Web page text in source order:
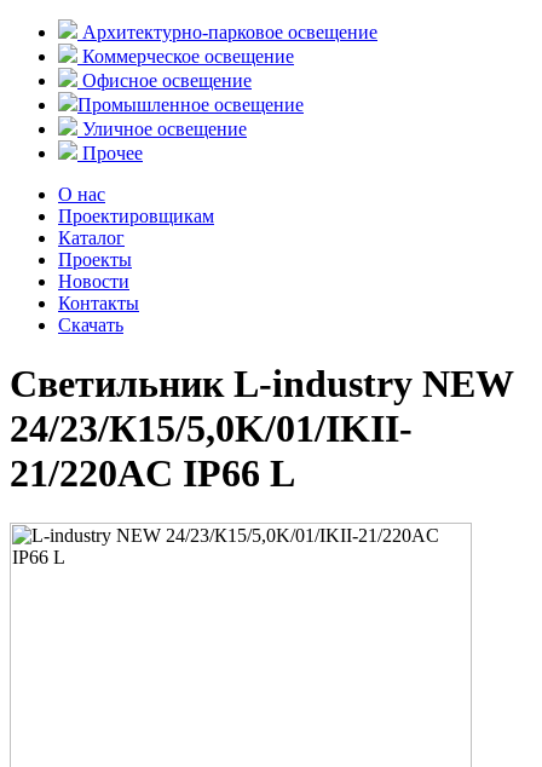
Архитектурно-парковое освещение
Коммерческое освещение
Офисное освещение
Промышленное освещение
Уличное освещение
Прочее
О нас
Проектировщикам
Каталог
Проекты
Новости
Контакты
Скачать
Светильник L-industry NEW
24/23/К15/5,0K/01/IKII-
21/220AC IP66 L